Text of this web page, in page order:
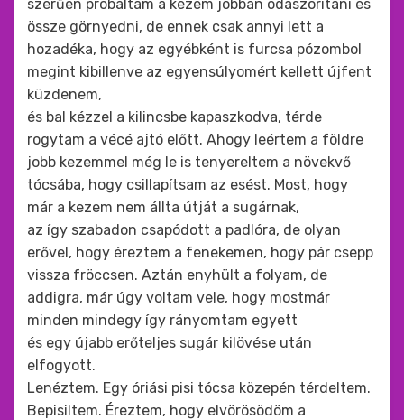
szerűen próbáltam a kezem jobban odaszorítani és
össze görnyedni, de ennek csak annyi lett a
hozadéka, hogy az egyébként is furcsa pózombol
megint kibillenve az egyensúlyomért kellett újfent
küzdenem,
és bal kézzel a kilincsbe kapaszkodva, térde
rogytam a vécé ajtó előtt. Ahogy leértem a földre
jobb kezemmel még le is tenyereltem a növekvő
tócsába, hogy csillapítsam az esést. Most, hogy
már a kezem nem állta útját a sugárnak,
az így szabadon csapódott a padlóra, de olyan
erővel, hogy éreztem a fenekemen, hogy pár csepp
vissza fröccsen. Aztán enyhült a folyam, de
addigra, már úgy voltam vele, hogy mostmár
minden mindegy így rányomtam egyett
és egy újabb erőteljes sugár kilövése után
elfogyott.
Lenéztem. Egy óriási pisi tócsa közepén térdeltem.
Bepisiltem. Éreztem, hogy elvörösödöm a